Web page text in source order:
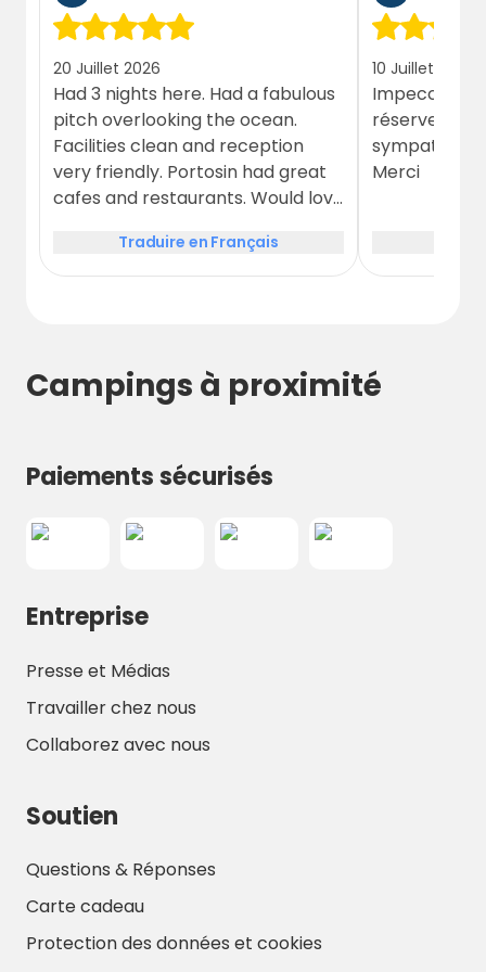
20 Juillet 2026
Had 3 nights here. Had a fabulous
pitch overlooking the ocean.
Facilities clean and reception
very friendly. Portosin had great
cafes and restaurants. Would love
Traduire en Français
10 Juillet 2026
Impeccable,
réserver,
Merci
Campings à proximité
Paiements sécurisés
Entreprise
Presse et Médias
Travailler chez nous
Collaborez avec nous
Soutien
Questions & Réponses
Carte cadeau
Protection des données et cookies